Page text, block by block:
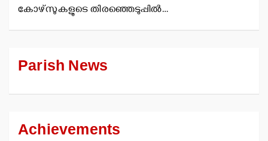
കോഴ്സുകളുടെ തിരഞ്ഞെടുപ്പില്‍…
Parish News
Achievements